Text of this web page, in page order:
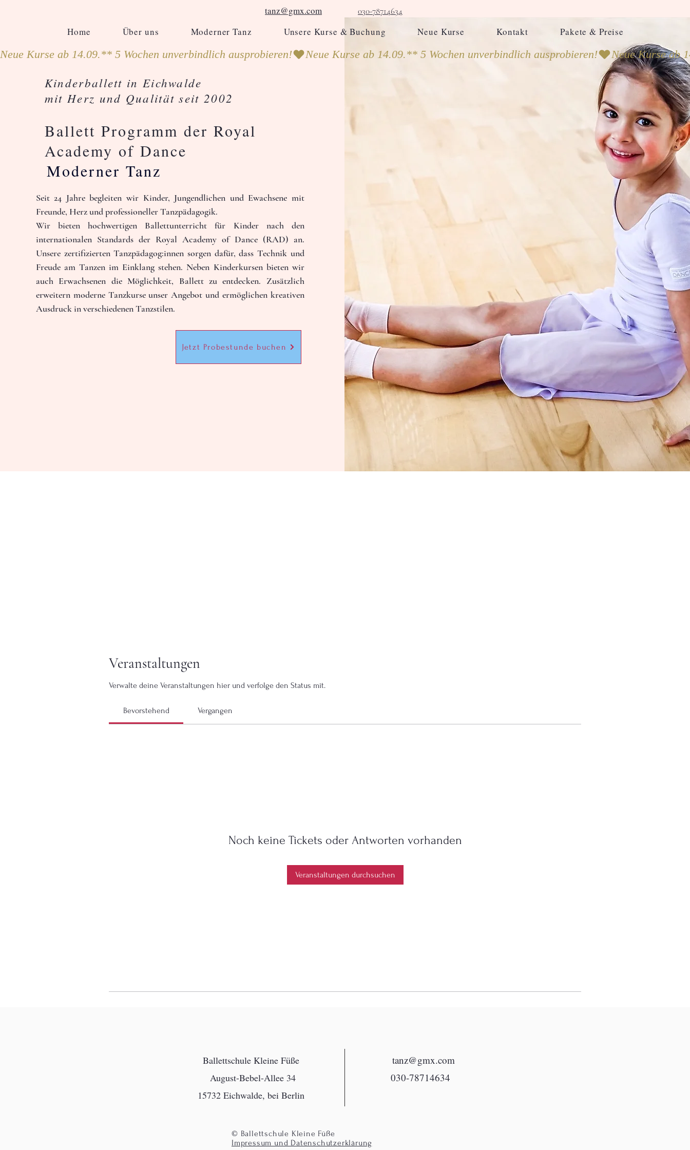
tanz@gmx.com 030-78714634
Kinderballett in Eichwalde
mit Herz und Qualität seit 2002
Ballett Programm der Royal
Academy of Dance
Moderner Tanz
Seit 24 Jahre begleiten wir Kinder, Jungendlichen und Ewachsene mit
Freunde, Herz und professioneller Tanzpädagogik.
Wir bieten hochwertigen Ballettunterricht für Kinder nach den
internationalen Standards der Royal Academy of Dance (RAD) an.
Unsere zertifizierten Tanzpädagog:innen sorgen dafür, dass Technik und
Freude am Tanzen im Einklang stehen. Neben Kinderkursen bieten wir
auch Erwachsenen die Möglichkeit, Ballett zu entdecken. Zusätzlich
erweitern moderne Tanzkurse unser Angebot und ermöglichen kreativen
Ausdruck in verschiedenen Tanzstilen.
Jetzt Probestunde buchen
Home Über uns Moderner Tanz Unsere Kurse & Buchung Neue Kurse Kontakt Pakete & Preise
Neue Kurse ab 14.09.** 5 Wochen unverbindlich ausprobieren!
Veranstaltungen
Verwalte deine Veranstaltungen hier und verfolge den Status mit.
Bevorstehend Vergangen
Noch keine Tickets oder Antworten vorhanden
Veranstaltungen durchsuchen
wiktor1970
wiktor1970
Follower 0 Gefolgt
Weitere Optionen
Events
Ballettschule Kleine Füße
August-Bebel-Allee 34
15732 Eichwalde, bei Berlin
tanz@gmx.com
030-78714634
© Ballettschule Kleine Füße
Impressum und Datenschutzerklärung